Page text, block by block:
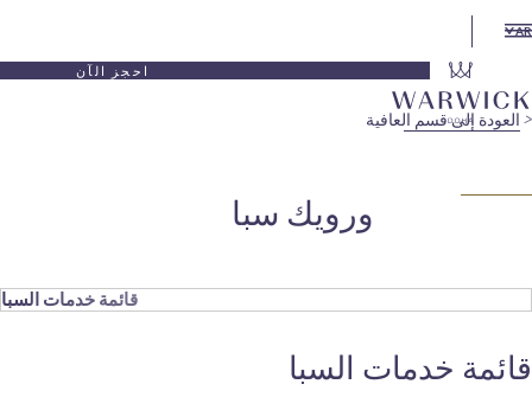
ورويك سبا
العافية
قائمة خدمات السبا
السبا